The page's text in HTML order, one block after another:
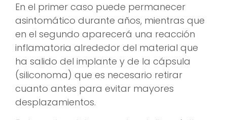
En el primer caso puede permanecer
asintomático durante años, mientras que
en el segundo aparecerá una reacción
inflamatoria alrededor del material que
ha salido del implante y de la cápsula
(siliconoma) que es necesario retirar
cuanto antes para evitar mayores
desplazamientos.